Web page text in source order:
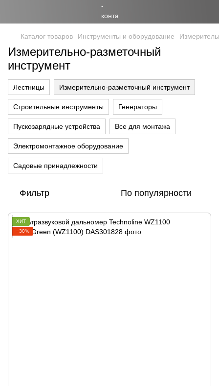
Каталог товаров Инструменты и оборудование
Измерительно-разметочный
инструмент
Лестницы Измерительно-разметочный инструмент
Строительные инструменты Генераторы
Пускозарядные устройства Все для монтажа
Электромонтажное оборудование
Садовые принадлежности
Фильтр По популярности
ХИТ
−30%